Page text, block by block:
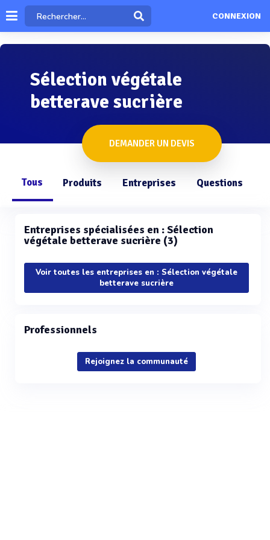
CONNEXION
Sélection végétale
betterave sucrière
DEMANDER UN DEVIS
Tous Produits Entreprises Questions
Entreprises spécialisées en : Sélection
végétale betterave sucrière (3)
Voir toutes les entreprises en : Sélection végétale
betterave sucrière
Professionnels
Rejoignez la communauté